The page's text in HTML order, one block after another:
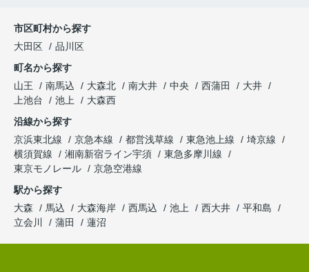
市区町村から探す
大田区
品川区
町名から探す
山王
南馬込 大森北 南大井 中央 西蒲田
大井
上池台
池上
大森西
沿線から探す
京浜東北線
京急本線 都営浅草線 東急池上線
埼京線
横須賀線
湘南新宿ライン宇須
東急多摩川線
東京モノレール
京急空港線
駅から探す
大森
馬込 大森海岸 西馬込 池上 西大井
平和島
立会川
蒲田 蓮沼